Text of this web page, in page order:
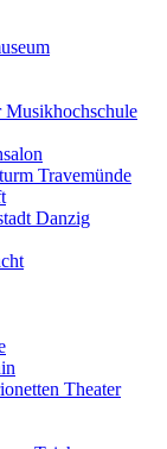
Musikhochschule
Travemünde
Danzig
Theater